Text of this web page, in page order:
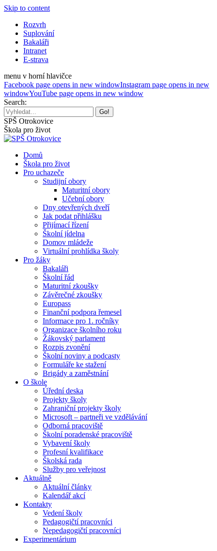
Skip to content
Rozvrh
Suplování
Bakaláři
Intranet
E-strava
menu v horní hlavičce
Facebook page opens in new windowInstagram page opens in new
windowYouTube page opens in new window
Search:
SPŠ Otrokovice
Škola pro život
Domů
Škola pro život
Pro uchazeče
Studijní obory
Maturitní obory
Učební obory
Dny otevřených dveří
Jak podat přihlášku
Přijímací řízení
Školní jídelna
Domov mládeže
Virtuální prohlídka školy
Pro žáky
Bakaláři
Školní řád
Maturitní zkoušky
Závěrečné zkoušky
Europass
Finanční podpora řemesel
Informace pro 1. ročníky
Organizace školního roku
Žákovský parlament
Rozpis zvonění
Školní noviny a podcasty
Formuláře ke stažení
Brigády a zaměstnání
O škole
Úřední deska
Projekty školy
Zahraniční projekty školy
Microsoft – partneři ve vzdělávání
Odborná pracoviště
Školní poradenské pracoviště
Vybavení školy
Profesní kvalifikace
Školská rada
Služby pro veřejnost
Aktuálně
Aktuální články
Kalendář akcí
Kontakty
Vedení školy
Pedagogičtí pracovníci
Nepedagogičtí pracovníci
Experimentárium